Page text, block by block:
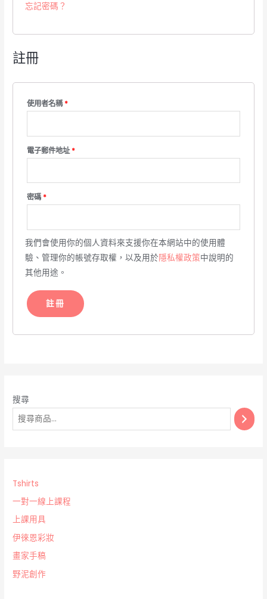
忘記密碼？
註冊
使用者名稱*必
電子郵件地址*必
密碼 *必
我們會使用你的個人資料來支援你在本網站中的使用體
驗、管理你的帳號存取權，以及用於隱私權政策中說明的
其他用途。
註冊
搜尋
Tshirts
一對一線上課程
上課用具
伊徠恩彩妝
畫家手稿
野泥創作